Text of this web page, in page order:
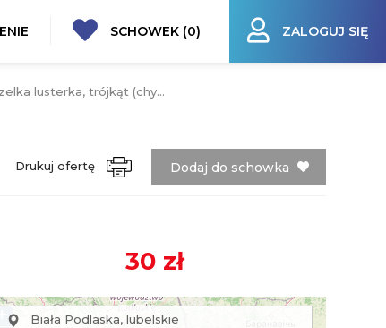
SCHOWEK (0) ZALOGUJ SIĘ
lusterka, trójkąt (chy...
Drukuj ofertę Dodaj do schowka
30 zł
Biała Podlaska, lubelskie